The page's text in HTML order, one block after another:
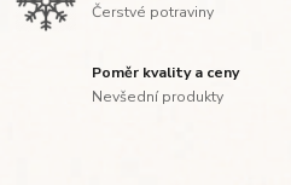
Čerstvé potraviny
Poměr kvality a ceny
Nevšední produkty